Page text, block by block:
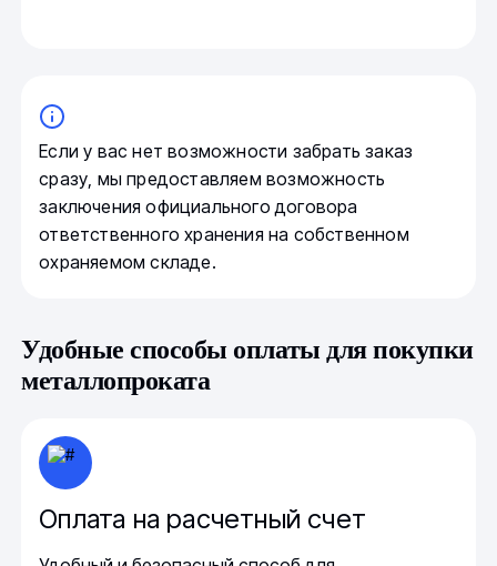
Если у вас нет возможности забрать заказ
сразу, мы предоставляем возможность
заключения официального договора
ответственного хранения на собственном
охраняемом складе.
Удобные способы оплаты для покупки
металлопроката
Оплата на расчетный счет